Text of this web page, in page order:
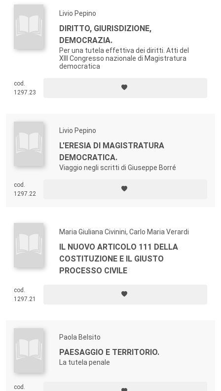
Livio Pepino
DIRITTO, GIURISDIZIONE,
DEMOCRAZIA.
Per una tutela effettiva dei diritti. Atti del
XIII Congresso nazionale di Magistratura
democratica
cod.
1297.23
Livio Pepino
L'ERESIA DI MAGISTRATURA
DEMOCRATICA.
Viaggio negli scritti di Giuseppe Borré
cod.
1297.22
Maria Giuliana Civinini, Carlo Maria Verardi
IL NUOVO ARTICOLO 111 DELLA
COSTITUZIONE E IL GIUSTO
PROCESSO CIVILE
cod.
1297.21
Paola Belsito
PAESAGGIO E TERRITORIO.
La tutela penale
cod.